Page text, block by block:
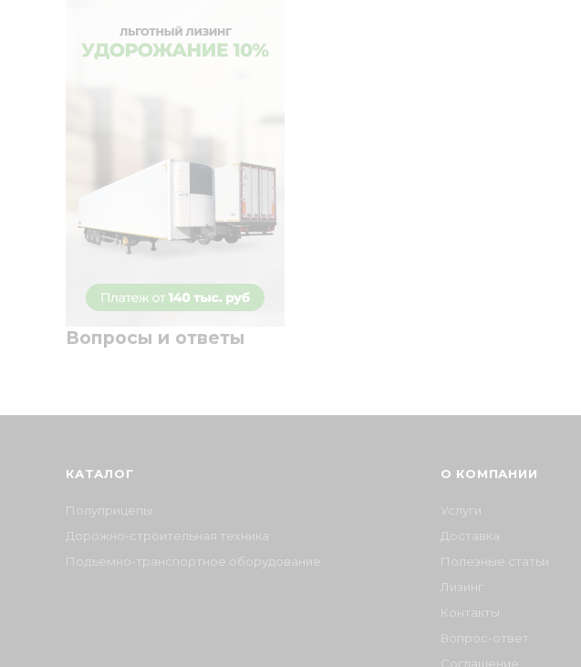
Вопросы и ответы
КАТАЛОГ
Полуприцепы
Дорожно-строительная техника
Подъемно-транспортное оборудование
О КОМПАНИИ
Услуги
Доставка
Полезные статьи
Лизинг
Контакты
Вопрос-ответ
Соглашение